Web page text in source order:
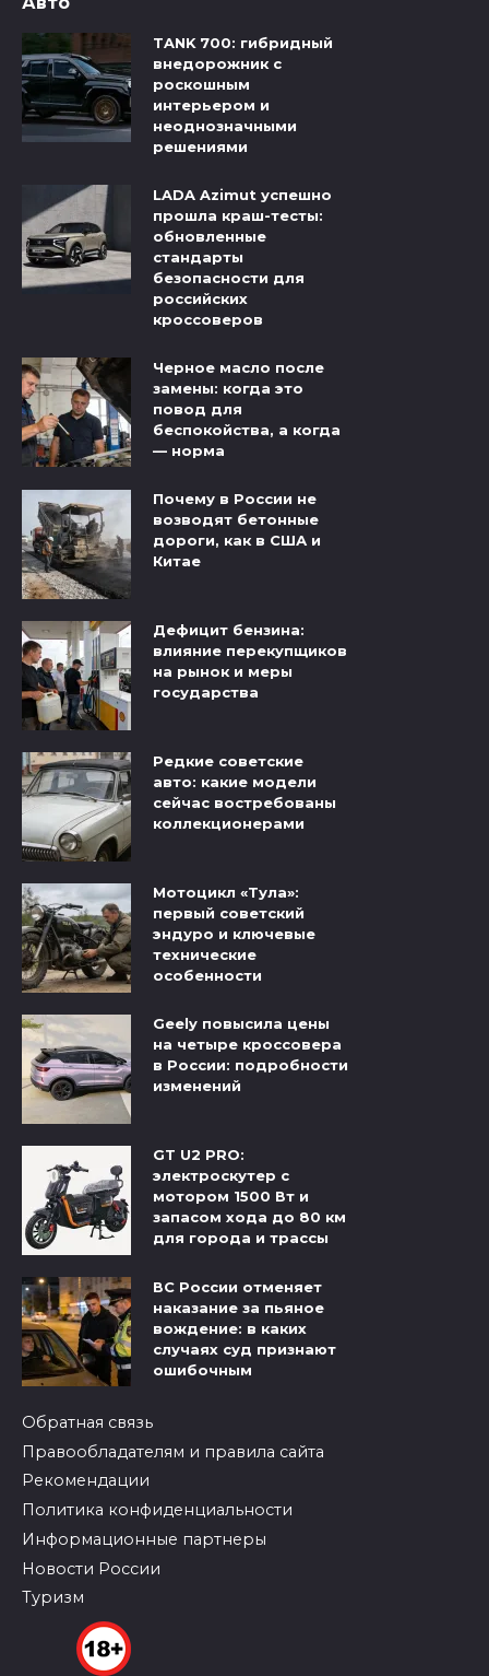
TANK 700: гибридный
внедорожник с
роскошным
интерьером и
неоднозначными
решениями
LADA Azimut успешно
прошла краш-тесты:
обновленные
стандарты
безопасности для
российских
кроссоверов
Черное масло после
замены: когда это
повод для
беспокойства, а когда
— норма
Почему в России не
возводят бетонные
дороги, как в США и
Китае
Дефицит бензина:
влияние перекупщиков
на рынок и меры
государства
Редкие советские
авто: какие модели
сейчас востребованы
коллекционерами
Мотоцикл «Тула»:
первый советский
эндуро и ключевые
технические
особенности
Geely повысила цены
на четыре кроссовера
в России: подробности
изменений
GT U2 PRO:
электроскутер с
мотором 1500 Вт и
запасом хода до 80 км
для города и трассы
ВС России отменяет
наказание за пьяное
вождение: в каких
случаях суд признают
ошибочным
Обратная связь
Правообладателям и правила сайта
Рекомендации
Политика конфиденциальности
Информационные партнеры
Новости России
Туризм